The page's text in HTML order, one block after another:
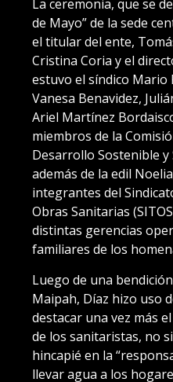
La ceremonia, que se
de Mayo” de la sede
el titular del ente,
Cristina Coria y el
estuvo el síndico Mario
Vanesa Benavidez,
Ariel Martínez
miembros de la
Desarrollo Sostenible y
además de la edil
integrantes del
Obras Sanitarias
distintas gerencias
familiares de los
Luego de una
Maipah, Díaz hizo uso
destacar una vez más
de los sanitaristas, no
hincapié en la
llevar agua a los